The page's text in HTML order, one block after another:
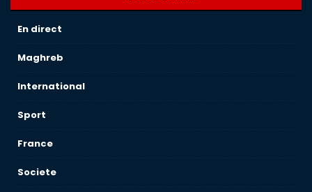
En direct
Maghreb
International
Sport
France
Societe